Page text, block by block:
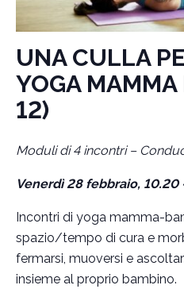
UNA CULLA
YOGA
12)
Moduli di 4 incontri –
Venerdì 28 febbraio, 10.20
Incontri di yoga mamma-
spazio/tempo di cura e
fermarsi, muoversi e
insieme al proprio bambino.